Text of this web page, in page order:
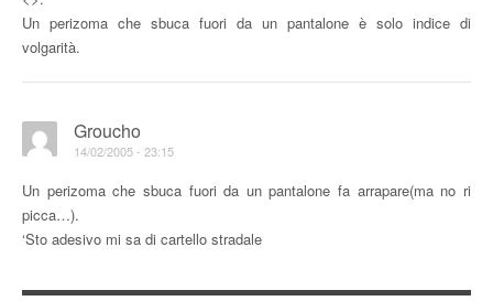
Un perizoma che sbuca fuori da un pantalone è solo indice di
volgarità.
Groucho
14/02/2005 - 23:15
Un perizoma che sbuca fuori da un pantalone fa arrapare(ma no ri
picca…).
‘Sto adesivo mi sa di cartello stradale